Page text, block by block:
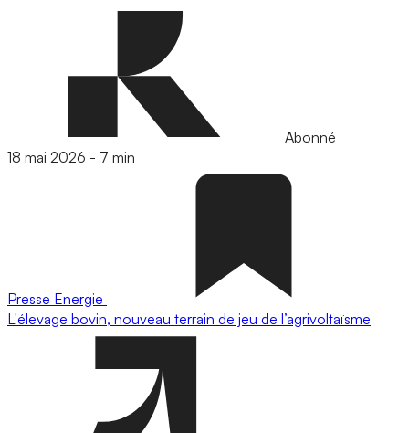
Abonné
18 mai 2026 - 7 min
Presse Energie
L'élevage bovin, nouveau terrain de jeu de l’agrivoltaïsme